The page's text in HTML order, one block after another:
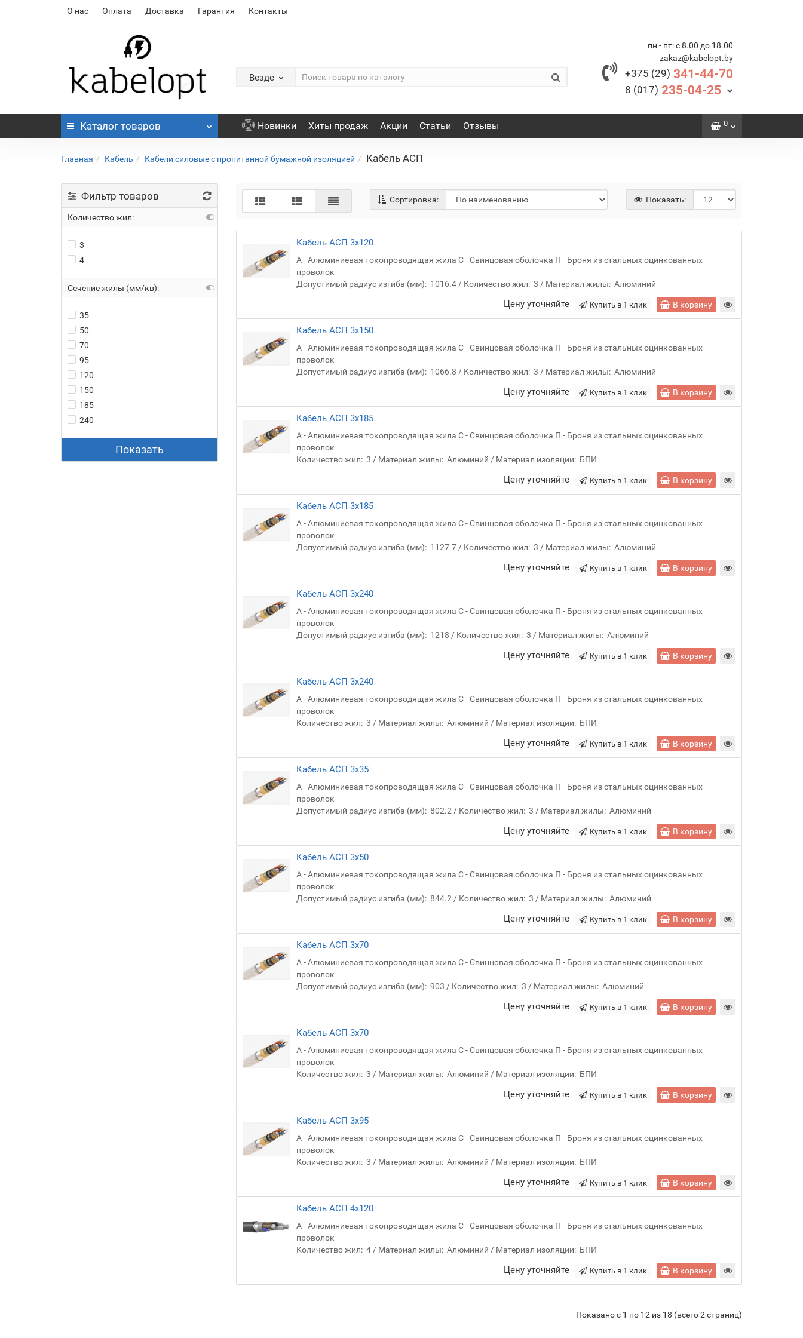
О нас Оплата Доставка Гарантия Контакты
Везде
пн - пт: с 8.00 до 18.00
zakaz@kabelopt.by
+375 (29) 341-44-70
8 (017) 235-04-25
Каталог товаров Новинки Хиты продаж Акции Статьи Отзывы 0
Главная Кабель Кабели силовые с пропитанной бумажной изоляцией Кабель АСП
Фильтр товаров
Количество жил:
3
4
Сечение жилы (мм/кв):
35
50
70
95
120
150
185
240
Показать
Сортировка: Показать:
Кабель АСП 3х120
А - Алюминиевая токопроводящая жила С - Свинцовая оболочка П - Броня из стальных оцинкованных
проволок
Допустимый радиус изгиба (мм): 1016.4 Количество жил: 3 Материал жилы: Алюминий
Цену уточняйте В корзину
Купить в 1 клик
Кабель АСП 3х150
А - Алюминиевая токопроводящая жила С - Свинцовая оболочка П - Броня из стальных оцинкованных
проволок
Допустимый радиус изгиба (мм): 1066.8 Количество жил: 3 Материал жилы: Алюминий
Цену уточняйте В корзину
Купить в 1 клик
Кабель АСП 3х185
А - Алюминиевая токопроводящая жила С - Свинцовая оболочка П - Броня из стальных оцинкованных
проволок
Количество жил: 3 Материал жилы: Алюминий Материал изоляции: БПИ
Цену уточняйте В корзину
Купить в 1 клик
Кабель АСП 3х185
А - Алюминиевая токопроводящая жила С - Свинцовая оболочка П - Броня из стальных оцинкованных
проволок
Допустимый радиус изгиба (мм): 1127.7 Количество жил: 3 Материал жилы: Алюминий
Цену уточняйте В корзину
Купить в 1 клик
Кабель АСП 3х240
А - Алюминиевая токопроводящая жила С - Свинцовая оболочка П - Броня из стальных оцинкованных
проволок
Допустимый радиус изгиба (мм): 1218 Количество жил: 3 Материал жилы: Алюминий
Цену уточняйте В корзину
Купить в 1 клик
Кабель АСП 3х240
А - Алюминиевая токопроводящая жила С - Свинцовая оболочка П - Броня из стальных оцинкованных
проволок
Количество жил: 3 Материал жилы: Алюминий Материал изоляции: БПИ
Цену уточняйте В корзину
Купить в 1 клик
Кабель АСП 3х35
А - Алюминиевая токопроводящая жила С - Свинцовая оболочка П - Броня из стальных оцинкованных
проволок
Допустимый радиус изгиба (мм): 802.2 Количество жил: 3 Материал жилы: Алюминий
Цену уточняйте В корзину
Купить в 1 клик
Кабель АСП 3х50
А - Алюминиевая токопроводящая жила С - Свинцовая оболочка П - Броня из стальных оцинкованных
проволок
Допустимый радиус изгиба (мм): 844.2 Количество жил: 3 Материал жилы: Алюминий
Цену уточняйте В корзину
Купить в 1 клик
Кабель АСП 3х70
А - Алюминиевая токопроводящая жила С - Свинцовая оболочка П - Броня из стальных оцинкованных
проволок
Допустимый радиус изгиба (мм): 903 Количество жил: 3 Материал жилы: Алюминий
Цену уточняйте В корзину
Купить в 1 клик
Кабель АСП 3х70
А - Алюминиевая токопроводящая жила С - Свинцовая оболочка П - Броня из стальных оцинкованных
проволок
Количество жил: 3 Материал жилы: Алюминий Материал изоляции: БПИ
Цену уточняйте В корзину
Купить в 1 клик
Кабель АСП 3х95
А - Алюминиевая токопроводящая жила С - Свинцовая оболочка П - Броня из стальных оцинкованных
проволок
Количество жил: 3 Материал жилы: Алюминий Материал изоляции: БПИ
Цену уточняйте В корзину
Купить в 1 клик
Кабель АСП 4х120
А - Алюминиевая токопроводящая жила С - Свинцовая оболочка П - Броня из стальных оцинкованных
проволок
Количество жил: 4 Материал жилы: Алюминий Материал изоляции: БПИ
Цену уточняйте В корзину
Купить в 1 клик
Показано с 1 по 12 из 18 (всего 2 страниц)